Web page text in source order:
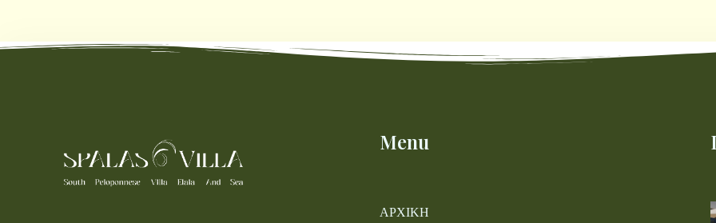
Menu
ΑΡΧΙΚΗ